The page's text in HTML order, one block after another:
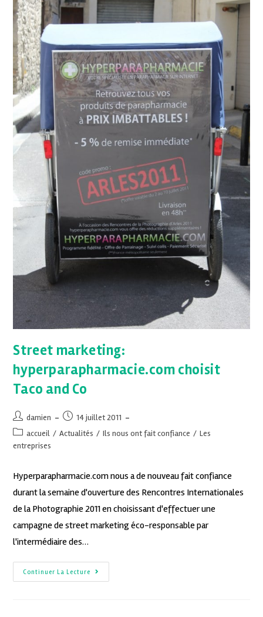
Street marketing:
hyperparapharmacie.com choisit
Taco and Co
damien
14 juillet 2011
accueil / Actualités / Ils nous ont fait confiance / Les
entreprises
Hyperparapharmacie.com nous a de nouveau fait confiance
durant la semaine d'ouverture des Rencontres Internationales
de la Photographie 2011 en choisissant d'effectuer une
campagne de street marketing éco-responsable par
l'intermédiaire des…
Continuer La Lecture